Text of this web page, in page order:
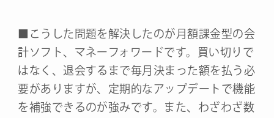
■こうした問題を解決したのが月額課金型の会
計ソフト、マネーフォワードです。買い切りで
はなく、退会するまで毎月決まった額を払う必
要がありますが、定期的なアップデートで機能
を補強できるのが強みです。また、わざわざ数